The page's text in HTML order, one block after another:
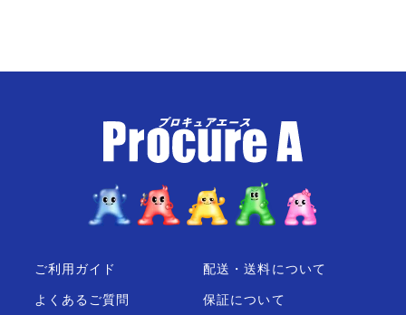
ご利用ガイド
よくあるご質問
配送・送料について
保証について